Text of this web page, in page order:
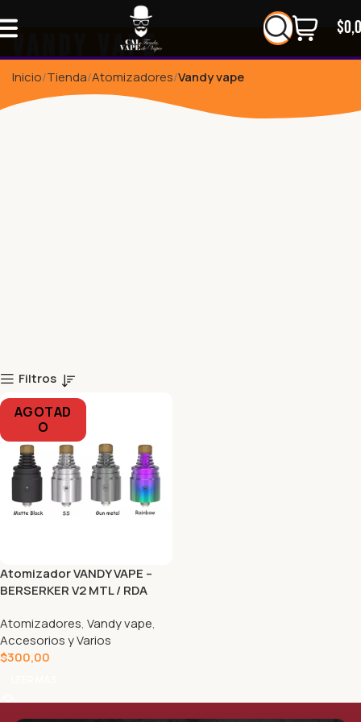
$
Vandy vape
Inicio Tienda Atomizadores Vandy vape
Filtros
AGOTAD
O
Atomizador VANDY VAPE –
BERSERKER V2 MTL / RDA
Atomizadores, Vandy vape,
Accesorios y Varios
$300,00